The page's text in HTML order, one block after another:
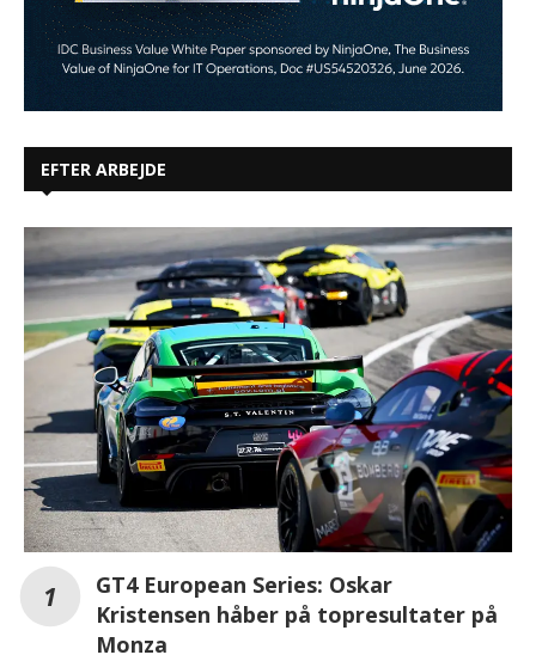
EFTER ARBEJDE
GT4 European Series: Oskar
Kristensen håber på topresultater på
Monza